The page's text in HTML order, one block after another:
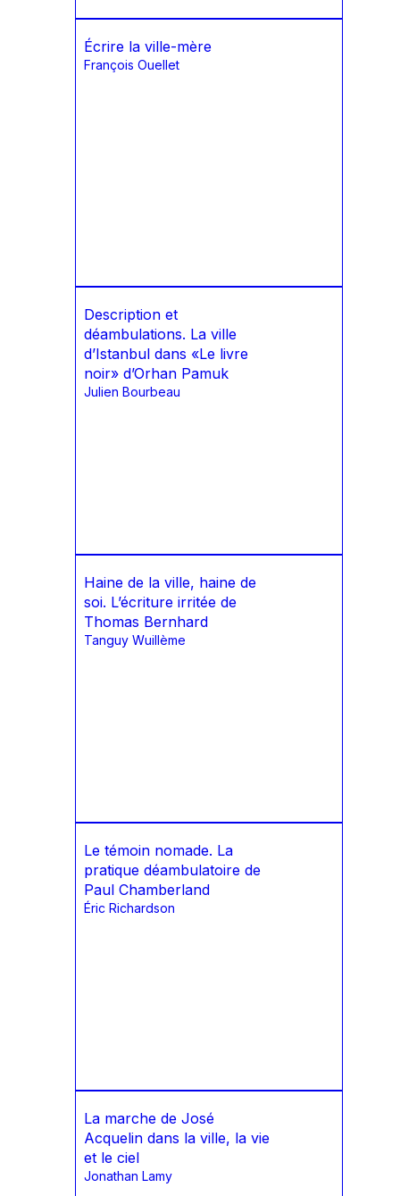
Écrire la ville-mère
François Ouellet
Description et
déambulations. La ville
d’Istanbul dans «Le livre
noir» d’Orhan Pamuk
Julien Bourbeau
Haine de la ville, haine de
soi. L’écriture irritée de
Thomas Bernhard
Tanguy Wuillème
Le témoin nomade. La
pratique déambulatoire de
Paul Chamberland
Éric Richardson
La marche de José
Acquelin dans la ville, la vie
et le ciel
Jonathan Lamy